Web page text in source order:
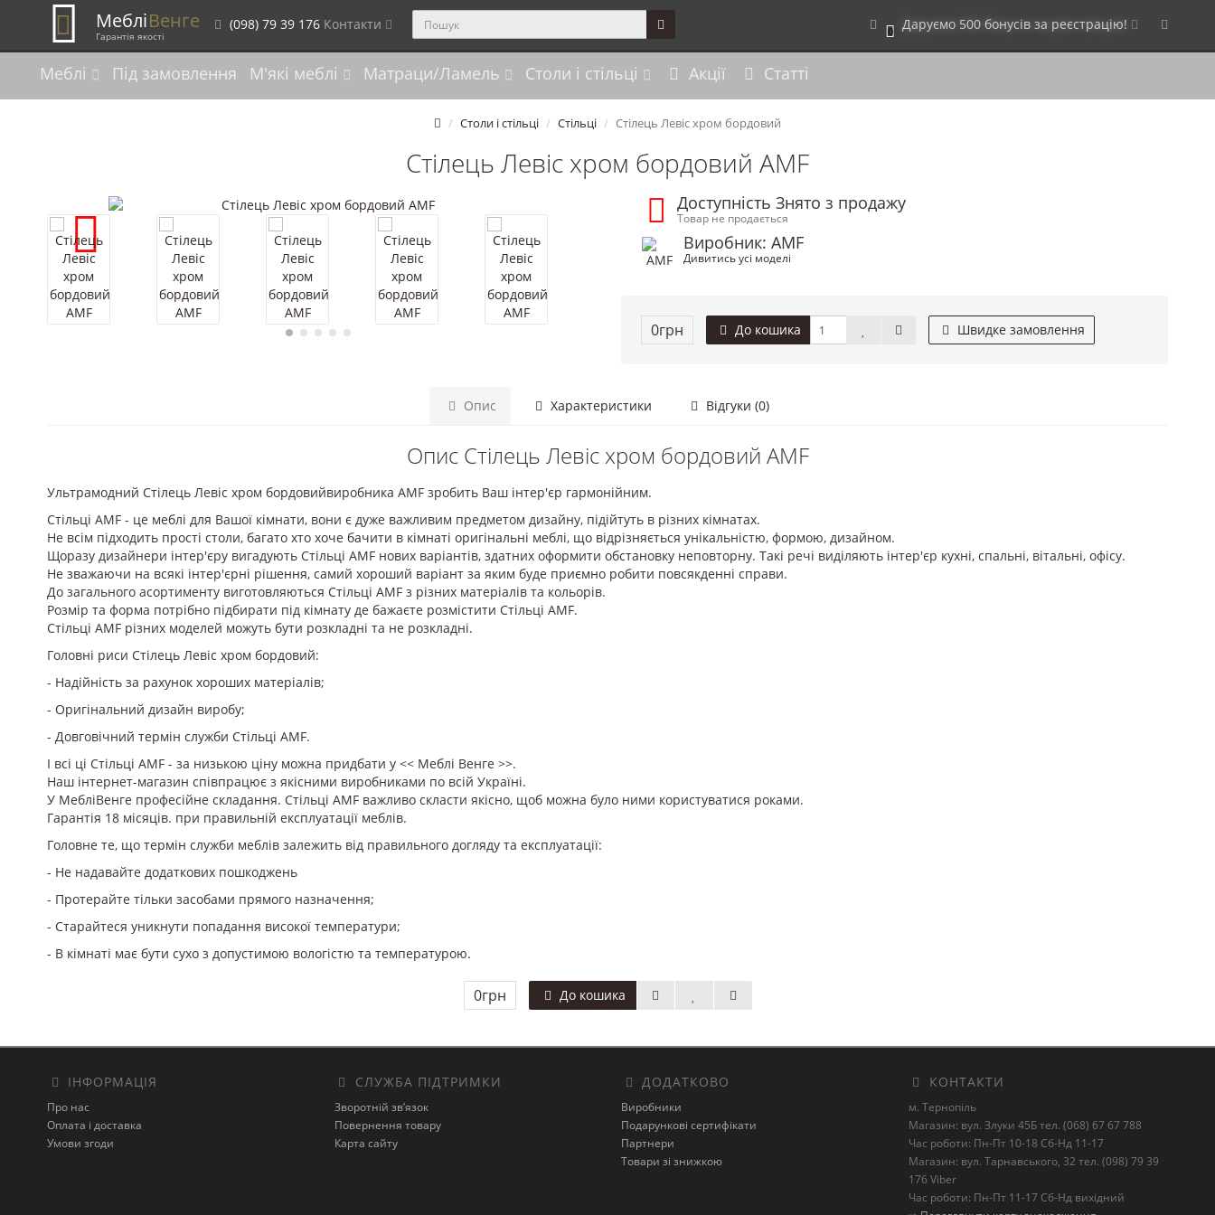
МебліВенге
Гарантія якості
(098) 79 39 176 Контакти 0 Даруємо 500 бонусів за реєстрацію!
Меблі Під замовлення М'які меблі Матраци/Ламель Столи і стільці Акції Статті
Столи і стільці Стільці Стілець Левіс хром бордовий
Стілець Левіс хром бордовий AMF
Доступність Знято з продажу
Товар не продається
Виробник: AMF
Дивитись усі моделі
0грн До кошика Швидке замовлення
Опис Характеристики Відгуки (0)
Опис Стілець Левіс хром бордовий AMF
Ультрамодний Стілець Левіс хром бордовийвиробника AMF зробить Ваш інтер'єр гармонійним.
Стільці AMF - це меблі для Вашої кімнати, вони є дуже важливим предметом дизайну, підійтуть в різних кімнатах.
Не всім підходить прості столи, багато хто хоче бачити в кімнаті оригінальні меблі, що відрізняється унікальністю, формою, дизайном.
Щоразу дизайнери інтер'єру вигадують Стільці AMF нових варіантів, здатних оформити обстановку неповторну. Такі речі виділяють інтер'єр кухні, спальні, вітальні, офісу.
Не зважаючи на всякі інтер'єрні рішення, самий хороший варіант за яким буде приємно робити повсякденні справи.
До загального асортименту виготовляються Стільці AMF з різних матеріалів та кольорів.
Розмір та форма потрібно підбирати під кімнату де бажаєте розмістити Стільці AMF.
Стільці AMF різних моделей можуть бути розкладні та не розкладні.
Головні риси Стілець Левіс хром бордовий:
- Надійність за рахунок хороших матеріалів;
- Оригінальний дизайн виробу;
- Довговічний термін служби Стільці AMF.
І всі ці Стільці AMF - за низькою ціну можна придбати у << Меблі Венге >>.
Наш інтернет-магазин співпрацює з якісними виробниками по всій Україні.
У МебліВенге професійне складання. Стільці AMF важливо скласти якісно, щоб можна було ними користуватися роками.
Гарантія 18 місяців. при правильній експлуатації меблів.
Головне те, що термін служби меблів залежить від правильного догляду та експлуатації:
- Не надавайте додаткових пошкоджень
- Протерайте тільки засобами прямого назначення;
- Старайтеся уникнути попадання високої температури;
- В кімнаті має бути сухо з допустимою вологістю та температурою.
0грн До кошика
ІНФОРМАЦІЯ
Про нас
Оплата і доставка
Умови згоди
СЛУЖБА ПІДТРИМКИ
Зворотній зв’язок
Повернення товару
Карта сайту
ДОДАТКОВО
Виробники
Подарункові сертифікати
Партнери
Товари зі знижкою
КОНТАКТИ
м. Тернопіль
Магазин: вул. Злуки 45Б тел. (068) 67 67 788
Час роботи: Пн-Пт 10-18 Сб-Нд 11-17
Магазин: вул. Тарнавського, 32 тел. (098) 79 39
176 Viber
Час роботи: Пн-Пт 11-17 Сб-Нд вихідний